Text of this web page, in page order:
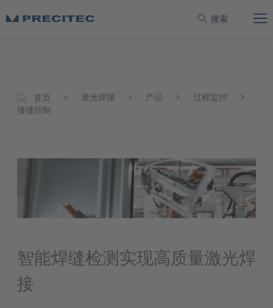
搜索
首页 激光焊接 产品
过程监控
接缝控制
智能焊缝检测实现高质量激光焊
接